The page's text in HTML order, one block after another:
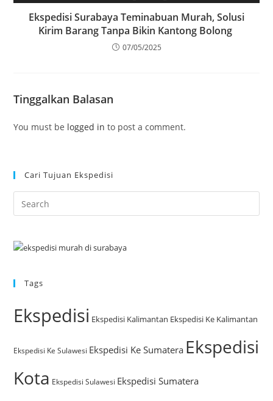
Ekspedisi Surabaya Teminabuan Murah, Solusi
Kirim Barang Tanpa Bikin Kantong Bolong
07/05/2025
Tinggalkan Balasan
You must be logged in to post a comment.
Cari Tujuan Ekspedisi
Tags
Ekspedisi Ekspedisi Kalimantan Ekspedisi Ke Kalimantan
Ekspedisi Ke Sulawesi Ekspedisi Ke Sumatera Ekspedisi
Kota Ekspedisi Sulawesi Ekspedisi Sumatera